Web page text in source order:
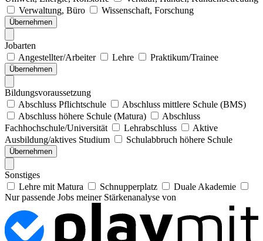
Verwaltung, Büro
Wissenschaft, Forschung
Übernehmen
Jobarten
Angestellter/Arbeiter
Lehre Praktikum/Trainee
Übernehmen
Bildungsvoraussetzung
Abschluss Pflichtschule
Abschluss mittlere Schule (BMS)
Abschluss höhere Schule (Matura)
Abschluss
Fachhochschule/Universität
Lehrabschluss
Aktive
Ausbildung/aktives Studium
Schulabbruch höhere Schule
Übernehmen
Sonstiges
Lehre mit Matura
Schnupperplatz
Duale Akademie
Nur passende Jobs meiner Stärkenanalyse von